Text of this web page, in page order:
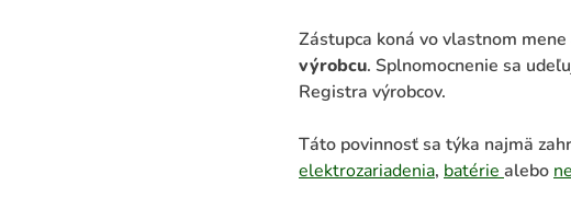
Zástupca koná vo vlastnom mene
výrobcu. Splnomocnenie sa
Registra výrobcov.
Táto povinnosť sa týka najmä
elektrozariadenia, batérie alebo